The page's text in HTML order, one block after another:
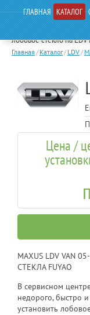
ГЛАВНАЯ КАТАЛОГ
лобовое стекло на LDV
Главная / Каталог/ LDV/
Цена /
MAXUS LDV VAN
СТЕКЛА FUYAO
В сервисном
недорого, быстро
установить